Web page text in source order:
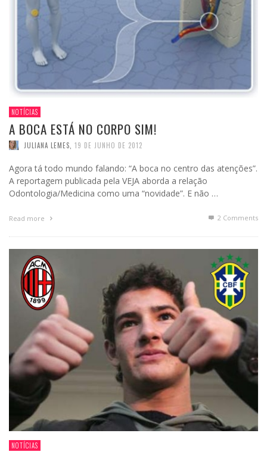
NOTÍCIAS
A BOCA ESTÁ NO CORPO SIM!
JULIANA LEMES, 19 DE JUNHO DE 2012
Agora tá todo mundo falando: “A boca no centro das atenções”.
A reportagem publicada pela VEJA aborda a relação
Odontologia/Medicina como uma “novidade”. E não …
Read more 2 Comments
NOTÍCIAS